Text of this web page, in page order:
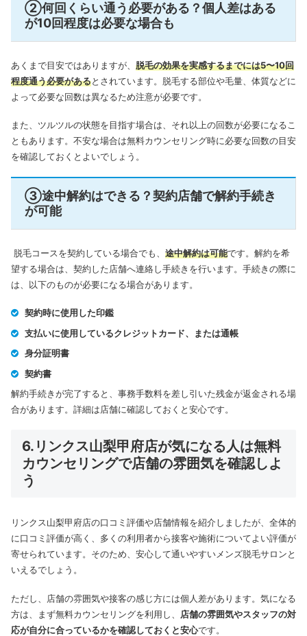
②何回くらい通う必要がある？個人差はある
が10回程度は必要な場合も
あくまで目安ではありますが、 脱毛の効果を実感するまでには5〜10回
程度通う必要があるとされています。脱毛する部位や毛量、体質などに
よって必要な回数は異なるため注意が必要です。
また、ツルツルの状態を目指す場合は、それ以上の回数が必要になるこ
ともあります。不安な場合は無料カウンセリング時に必要な回数の目安
を確認しておくとよいでしょう。
③途中解約はできる？契約店舗で解約手続き
が可能
脱毛コースを契約している場合でも、 途中解約は可能です。解約を希
望する場合は、契約した店舗へ連絡し手続きを行います。手続きの際に
は、以下のものが必要になる場合があります。
契約時に使用した印鑑
支払いに使用しているクレジットカード、または通帳
身分証明書
契約書
解約手続きが完了すると、事務手数料を差し引いた残金が返金される場
合があります。詳細は店舗に確認しておくと安心です。
6.リンクス山梨甲府店が気になる人は無料
カウンセリングで店舗の雰囲気を確認しよ
う
リンクス山梨甲府店の口コミ評価や店舗情報を紹介しましたが、全体的
に口コミ評価が高く、多くの利用者から接客や施術についてよい評価が
寄せられています。そのため、安心して通いやすいメンズ脱毛サロンと
いえるでしょう。
ただし、店舗の雰囲気や接客の感じ方には個人差があります。気になる
方は、まず無料カウンセリングを利用し、
店舗の雰囲気やスタッフの対
応が自分に合っているかを確認しておくと安心です。